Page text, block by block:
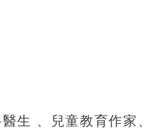
生 、兒童教育作家、